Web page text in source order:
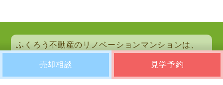
ふくろう不動産のリノベーションマンションは、
自然素材を使用しているため、1点1点色合いや模
様が異なります。
見学予約
売却相談